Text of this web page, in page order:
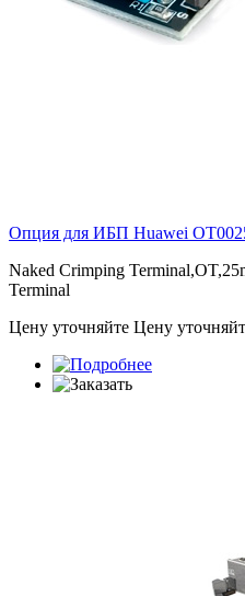
Опция для ИБП Huawei
Naked Crimping
Terminal
Цену уточняйте Цену